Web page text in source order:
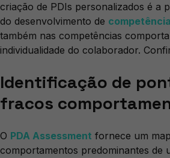
criação de PDIs personalizados é a
do desenvolvimento de
também nas competências
individualidade do colaborador.
Identificação de
fracos
O PDA Assessment fornece um
comportamentos predominantes de